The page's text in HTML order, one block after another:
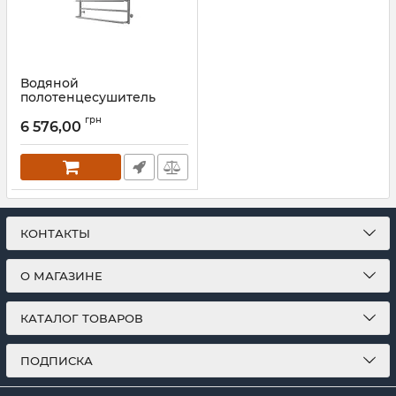
Водяной
полотенцесушитель
430х770/740
Артикул:1.8.044585.P
6 576,00 грн
КОНТАКТЫ
О МАГАЗИНЕ
КАТАЛОГ ТОВАРОВ
ПОДПИСКА